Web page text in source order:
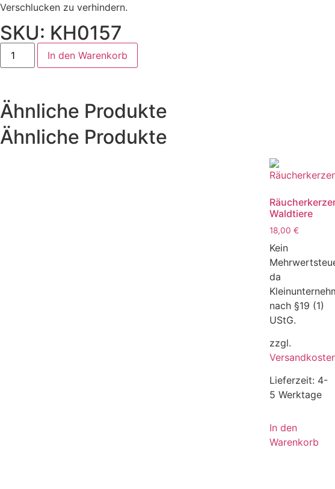
Verschlucken zu verhindern.
SKU: KH0157
In den Warenkorb
Ähnliche Produkte
Ähnliche Produkte
Waldtiere
18,00 €
Kein
da
nach §19 (1)
UStG.
zzgl.
Lieferzeit: 4-
5 Werktage
In den
Warenkorb